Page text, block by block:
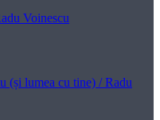
Voinescu
(și lumea cu tine) / Radu